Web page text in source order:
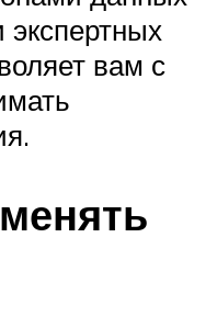
экспертных
вам с